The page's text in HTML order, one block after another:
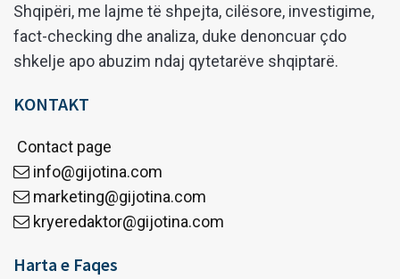
Shqipëri, me lajme të shpejta, cilësore, investigime,
fact-checking dhe analiza, duke denoncuar çdo
shkelje apo abuzim ndaj qytetarëve shqiptarë.
KONTAKT
Contact page
info@gijotina.com
marketing@gijotina.com
kryeredaktor@gijotina.com
Harta e Faqes